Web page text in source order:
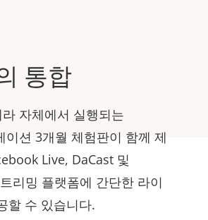
통합
자체에서 실행되는
션 3개월 체험판이 함께 제
Live, DaCast 및
리밍 플랫폼에 간단한 라이
할 수 있습니다.